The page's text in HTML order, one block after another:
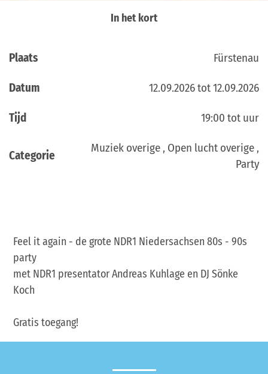
In het kort
Plaats Fürstenau
Datum 12.09.2026 tot 12.09.2026
Tijd 19:00 tot uur
Categorie
Muziek overige , Open lucht overige ,
Party
Feel it again - de grote NDR1 Niedersachsen 80s - 90s
party
met NDR1 presentator Andreas Kuhlage en DJ Sönke
Koch
Gratis toegang!